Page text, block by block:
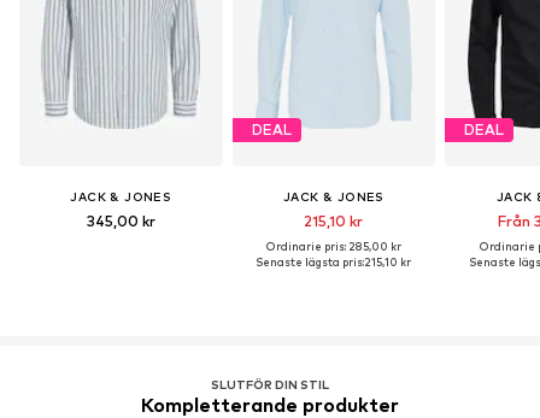
JACK & JONES
345,00 kr
DEAL
JACK & JONES
215,10 kr
Ordinarie pris: 285,00 kr
Senaste lägsta pris:215,10 kr
DEAL
JACK
Från
Ordinarie
Senaste
SLUTFÖR DIN STIL
Kompletterande produkter